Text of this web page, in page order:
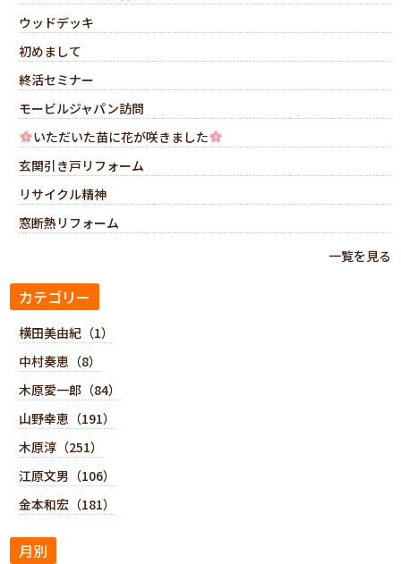
ウッドデッキ
初めまして
終活セミナー
モービルジャパン訪問
いただいた苗に花が咲きました
玄関引き戸リフォーム
リサイクル精神
窓断熱リフォーム
一覧を見る
カテゴリー
横田美由紀（1）
中村奏恵（8）
木原愛一郎（84）
山野幸恵（191）
木原淳（251）
江原文男（106）
金本和宏（181）
月別